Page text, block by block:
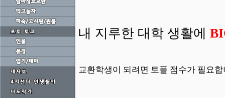
내 지루한 대학 생활에
교환학생이 되려면 토플 점수가 필요합